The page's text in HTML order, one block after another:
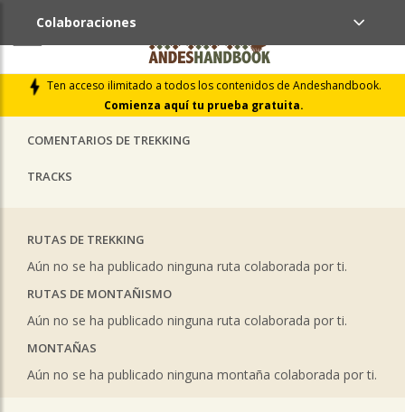
Ten acceso ilimitado a todos los contenidos de Andeshandbook.
Comienza aquí tu prueba gratuita.
Colaboraciones
ÚLTIMAS COLABORACIONES PUBLICADAS
LIBROS DE CUMBRES
COMENTARIOS DE TREKKING
TRACKS
RUTAS DE TREKKING
Aún no se ha publicado ninguna ruta colaborada por ti.
RUTAS DE MONTAÑISMO
Aún no se ha publicado ninguna ruta colaborada por ti.
MONTAÑAS
Aún no se ha publicado ninguna montaña colaborada por ti.